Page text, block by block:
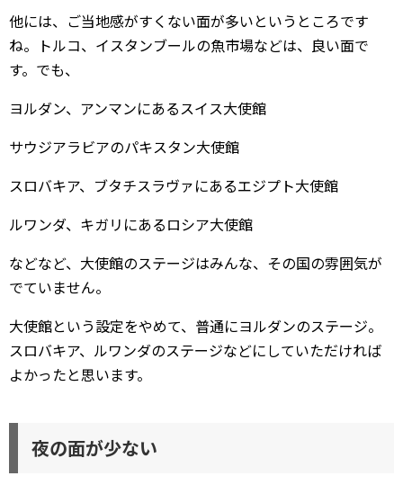
他には、ご当地感がすくない面が多いというところです
ね。トルコ、イスタンブールの魚市場などは、良い面で
す。でも、
ヨルダン、アンマンにあるスイス大使館
サウジアラビアのパキスタン大使館
スロバキア、ブタチスラヴァにあるエジプト大使館
ルワンダ、キガリにあるロシア大使館
などなど、大使館のステージはみんな、その国の雰囲気が
でていません。
大使館という設定をやめて、普通にヨルダンのステージ。
スロバキア、ルワンダのステージなどにしていただければ
よかったと思います。
夜の面が少ない